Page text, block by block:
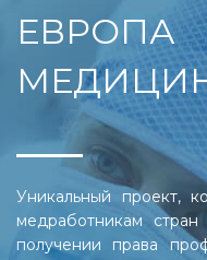
ЕВРОПА
Уникальный проект,
медработникам стран
получении права